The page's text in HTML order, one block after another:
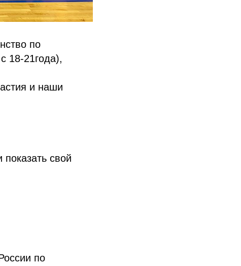
по
18-21года),
и наши
свой
по